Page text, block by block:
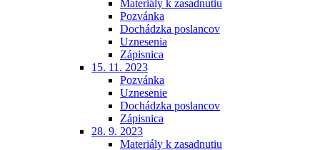
Materiály k zasadnutiu
Pozvánka
Dochádzka poslancov
Uznesenia
Zápisnica
15. 11. 2023
Pozvánka
Uznesenie
Dochádzka poslancov
Zápisnica
28. 9. 2023
Materiály k zasadnutiu